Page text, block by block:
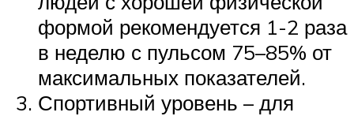
формой рекомендуется 1-2 раза
в неделю с пульсом 75–85% от
максимальных показателей.
Спортивный уровень – для